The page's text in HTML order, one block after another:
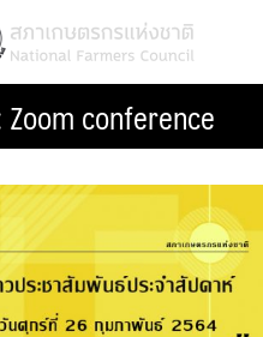
ษตรกรแห่งชาติ
Farmers Council
Zoom conference